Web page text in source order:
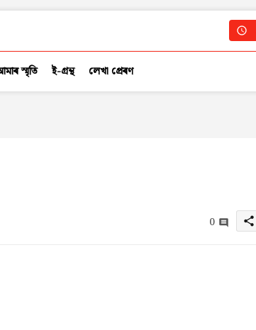
স্মৃতি ই-গ্ৰন্থ লেখা প্ৰেৰণ
0 share